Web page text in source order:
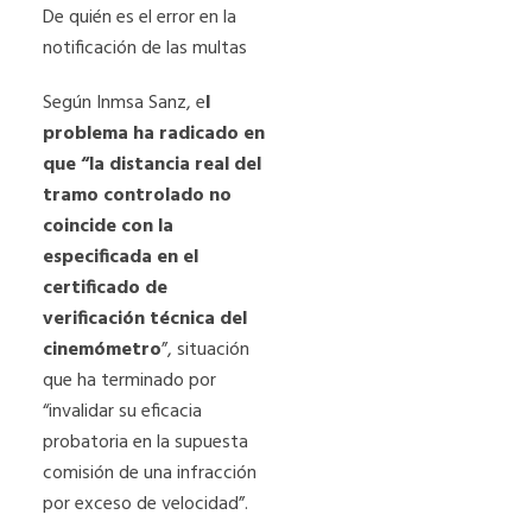
De quién es el error en la
notificación de las multas
Según Inmsa Sanz, el
problema ha radicado en
que “la distancia real del
tramo controlado no
coincide con la
especificada en el
certificado de
verificación técnica del
cinemómetro”, situación
que ha terminado por
“invalidar su eficacia
probatoria en la supuesta
comisión de una infracción
por exceso de velocidad”.